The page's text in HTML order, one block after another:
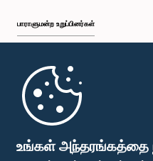
உங்கள் அந்தரங்கத்தை
பாராளுமன்ற உறுப்பினர்கள்
முதற்பக்கம்
பாராளுமன்ற கையடக்க செயலி